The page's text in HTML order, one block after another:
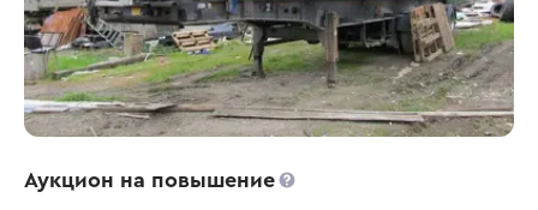
Аукцион на повышение